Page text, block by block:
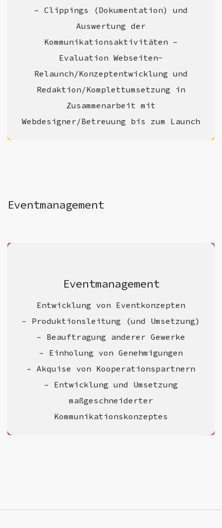
– Clippings (Dokumentation) und
Auswertung der
Kommunikationsaktivitäten –
Evaluation Webseiten-
Relaunch/Konzeptentwicklung und
Redaktion/Komplettumsetzung in
Zusammenarbeit mit
Webdesigner/Betreuung bis zum Launch
Eventmanagement
Eventmanagement
Entwicklung von Eventkonzepten
– Produktionsleitung (und Umsetzung)
– Beauftragung anderer Gewerke
– Einholung von Genehmigungen
– Akquise von Kooperationspartnern
– Entwicklung und Umsetzung
maßgeschneiderter
Kommunikationskonzeptes